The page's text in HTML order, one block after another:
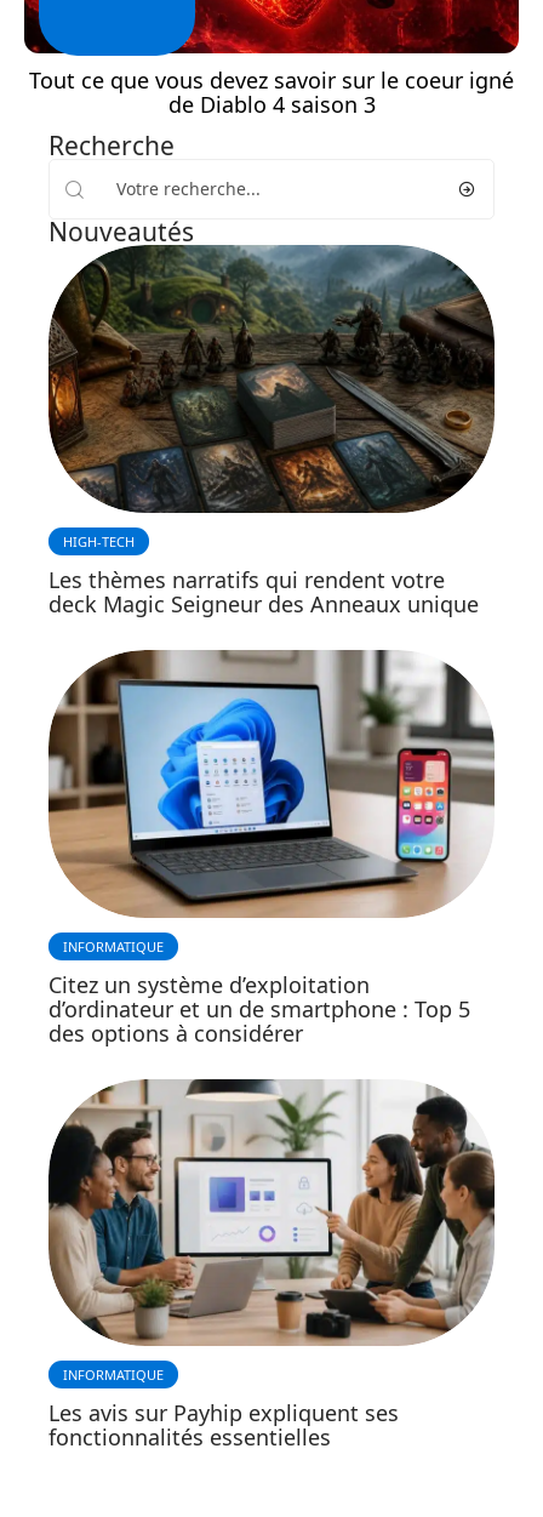
Tout ce que vous devez savoir sur le coeur igné
de Diablo 4 saison 3
Recherche
Nouveautés
HIGH-TECH
Les thèmes narratifs qui rendent votre
deck Magic Seigneur des Anneaux unique
INFORMATIQUE
Citez un système d’exploitation
d’ordinateur et un de smartphone : Top 5
des options à considérer
INFORMATIQUE
Les avis sur Payhip expliquent ses
fonctionnalités essentielles